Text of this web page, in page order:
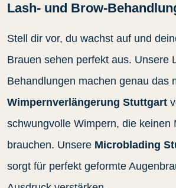
Lash- und Brow-
Stell dir vor, du wachst auf und
Brauen sehen perfekt aus. Unsere
Behandlungen machen genau das
Wimpernverlängerung Stuttgart
schwungvolle Wimpern, die keinen
brauchen. Unsere Microblading
sorgt für perfekt geformte